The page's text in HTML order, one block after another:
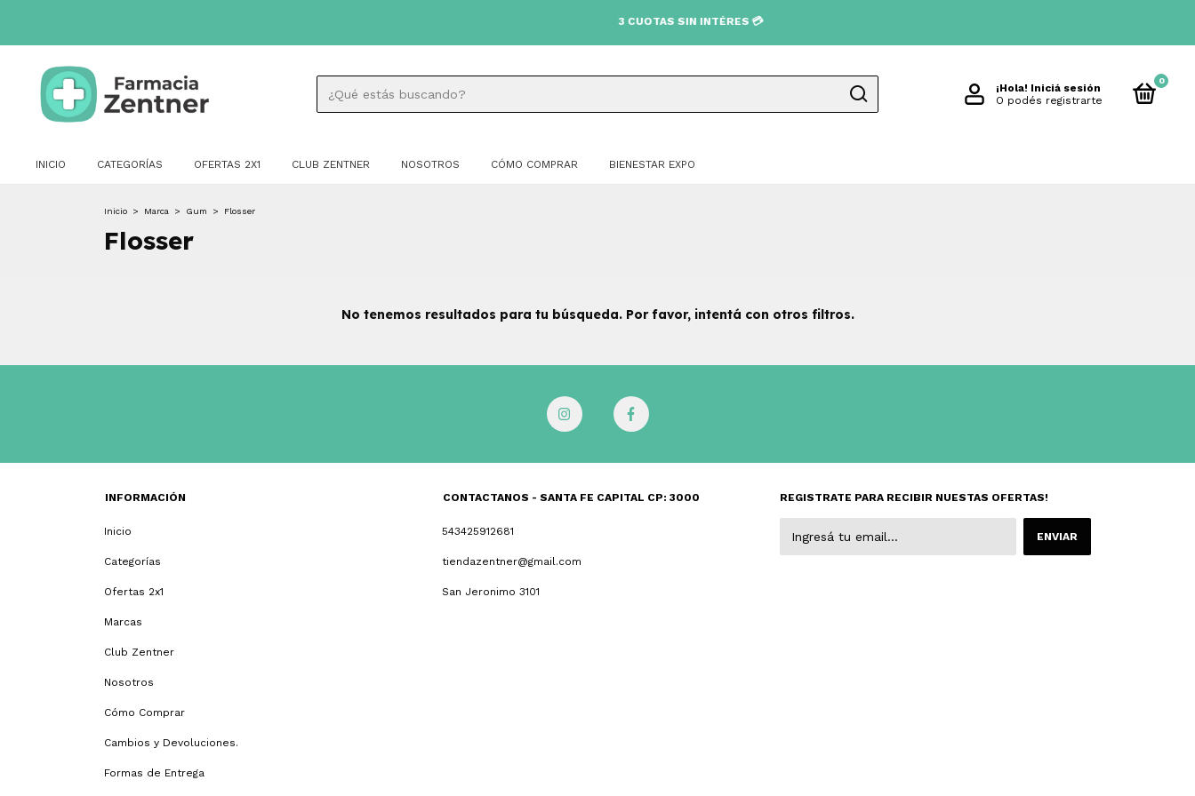
3 CUOTAS SIN INTÉRES 💳
¡Hola! Iniciá sesión
O podés registrarte
0
INICIO CATEGORÍAS OFERTAS 2X1 CLUB ZENTNER NOSOTROS CÓMO COMPRAR BIENESTAR EXPO
Inicio > Marca > Gum > Flosser
Flosser
No tenemos resultados para tu búsqueda. Por favor, intentá con otros filtros.
INFORMACIÓN
Inicio
Categorías
Ofertas 2x1
Marcas
Club Zentner
Nosotros
Cómo Comprar
Cambios y Devoluciones.
Formas de Entrega
CONTACTANOS - SANTA FE CAPITAL CP: 3000
543425912681
tiendazentner@gmail.com
San Jeronimo 3101
REGISTRATE PARA RECIBIR NUESTAS OFERTAS!